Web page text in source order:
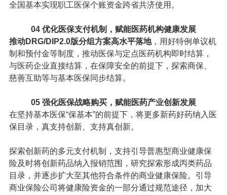
全国基本实现职工医保个账资金跨省共济使用。
04 优化医保支付机制，赋能医药机构健康发展
推动DRG/DIP2.0版分组方案高水平落地，用好特例单议机
制和预付金等制度，推动医保与定点医药机构即时结算，
与医药企业直接结算，在保障安全的前提下，探索商保、
慈善互助等与基本医保同步结算。
05 强化医保战略购买，赋能医药产业创新发展
在坚持基本医保“保基本”的前提下，将更多新药好药纳入医
保目录，真支持创新、支持真创新。
探索创新药的多元支付机制，支持引导普惠型商业健康保
险及时将创新药品纳入报销范围，研究探索形成丙类药品
目录，并逐步扩大至其他符合条件的商业健康保险。引导
商业保险公司将健康险资金的一部分通过规范途径，加大